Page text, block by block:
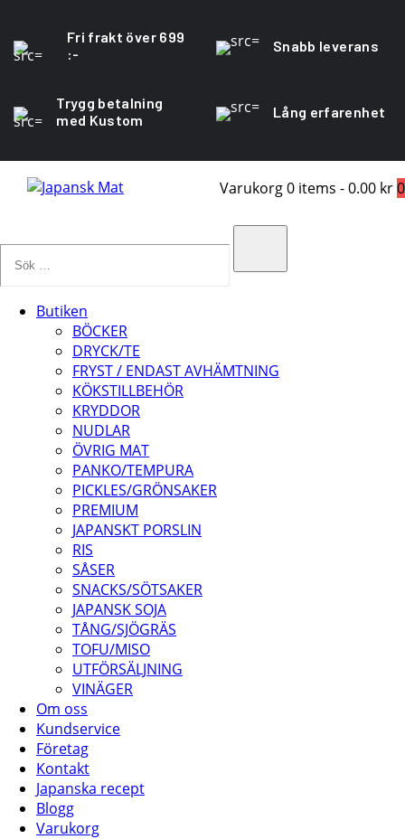
Fri frakt över 699
:-
Snabb leverans
Trygg betalning
med Kustom
Lång erfarenhet
Varukorg0 items -0.00 kr0
Butiken
BÖCKER
DRYCK/TE
FRYST / ENDAST AVHÄMTNING
KÖKSTILLBEHÖR
KRYDDOR
NUDLAR
ÖVRIG MAT
PANKO/TEMPURA
PICKLES/GRÖNSAKER
PREMIUM
JAPANSKT PORSLIN
RIS
SÅSER
SNACKS/SÖTSAKER
JAPANSK SOJA
TÅNG/SJÖGRÄS
TOFU/MISO
UTFÖRSÄLJNING
VINÄGER
Om oss
Kundservice
Företag
Kontakt
Japanska recept
Blogg
Varukorg